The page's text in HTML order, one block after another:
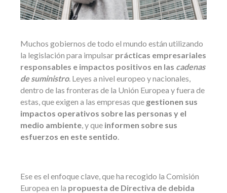
Muchos gobiernos de todo el mundo están utilizando
la legislación para impulsar prácticas empresariales
responsables e impactos positivos en las cadenas
de suministro. Leyes a nivel europeo y nacionales,
dentro de las fronteras de la Unión Europea y fuera de
estas, que exigen a las empresas que gestionen sus
impactos operativos sobre las personas y el
medio ambiente , y que informen sobre sus
esfuerzos en este sentido
Ese es el enfoque clave, que ha recogido la Comisión
Europea en la propuesta de Directiva de debida